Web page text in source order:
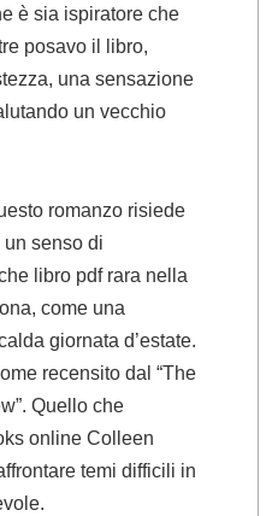
è sia ispiratore che
posavo il libro,
una sensazione
un vecchio
romanzo risiede
senso di
libro pdf rara nella
come una
giornata d’estate.
recensito dal “The
Quello che
online Colleen
temi difficili in